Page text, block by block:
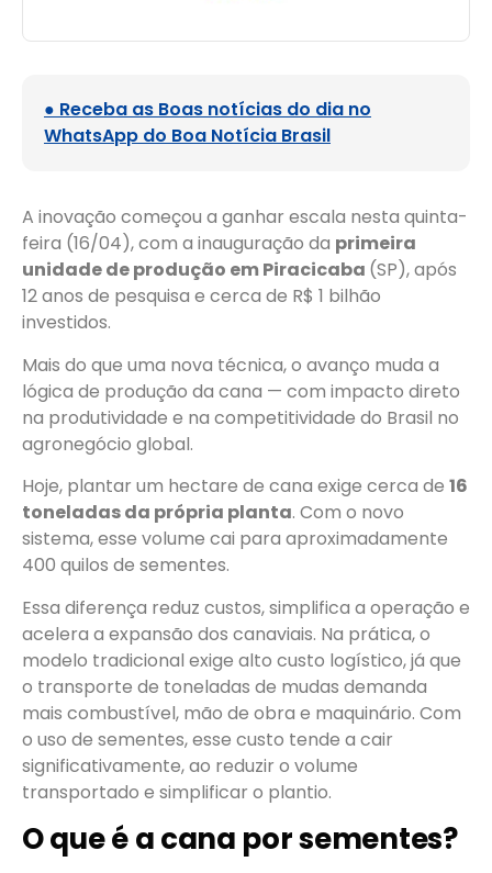
● Receba as Boas notícias do dia no
WhatsApp do Boa Notícia Brasil
A inovação começou a ganhar escala nesta quinta-
feira (16/04), com a inauguração da primeira
unidade de produção em Piracicaba (SP), após
12 anos de pesquisa e cerca de R$ 1 bilhão
investidos.
Mais do que uma nova técnica, o avanço muda a
lógica de produção da cana — com impacto direto
na produtividade e na competitividade do Brasil no
agronegócio global.
Hoje, plantar um hectare de cana exige cerca de 16
toneladas da própria planta. Com o novo
sistema, esse volume cai para aproximadamente
400 quilos de sementes.
Essa diferença reduz custos, simplifica a operação e
acelera a expansão dos canaviais. Na prática, o
modelo tradicional exige alto custo logístico, já que
o transporte de toneladas de mudas demanda
mais combustível, mão de obra e maquinário. Com
o uso de sementes, esse custo tende a cair
significativamente, ao reduzir o volume
transportado e simplificar o plantio.
O que é a cana por sementes?